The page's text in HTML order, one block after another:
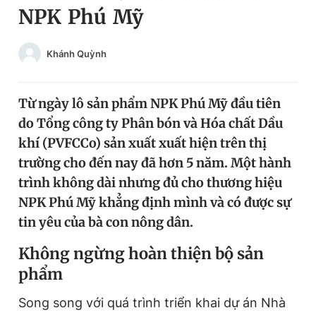
Chuyên mục khác
Chào ngày mới
Video Magazine
Sản phẩm khác
Tiện ích Bạn cần biết
Thông tin tòa soạn Liên hệ quảng cáo
NPK Phú Mỹ
Khánh Quỳnh
Từ ngày lô sản phẩm NPK Phú Mỹ đầu tiên
do Tổng công ty Phân bón và Hóa chất Dầu
khí (PVFCCo) sản xuất xuất hiện trên thị
trường cho đến nay đã hơn 5 năm. Một hành
trình không dài nhưng đủ cho thương hiệu
NPK Phú Mỹ khẳng định mình và có được sự
tin yêu của bà con nông dân.
Không ngừng hoàn thiện bộ sản
phẩm
Song song với quá trình triển khai dự án Nhà